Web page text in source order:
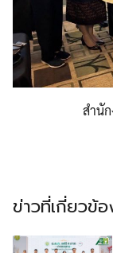
สำนั
ข่าวที่เกี่ยวข้